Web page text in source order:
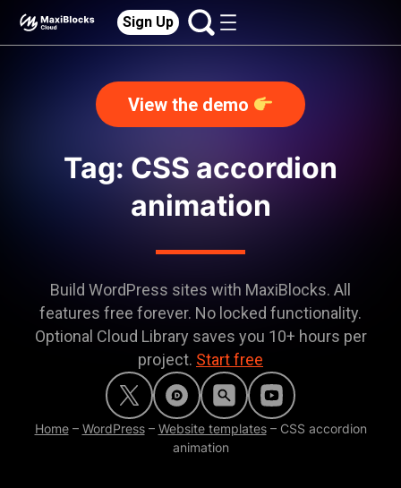
Sign Up
View the demo
Tag: CSS accordion
animation
Build WordPress sites with MaxiBlocks. All
features free forever. No locked functionality.
Optional Cloud Library saves you 10+ hours per
project. Start free
Home– WordPress– Website templates– CSS accordion
animation